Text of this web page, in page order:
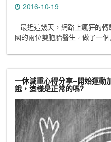
2016-10-19
最近這幾天，網路上瘋狂的
國的兩位雙胞胎醫生，做了一
一休減重心得分享–開始運動
餓，這樣是正常的嗎?